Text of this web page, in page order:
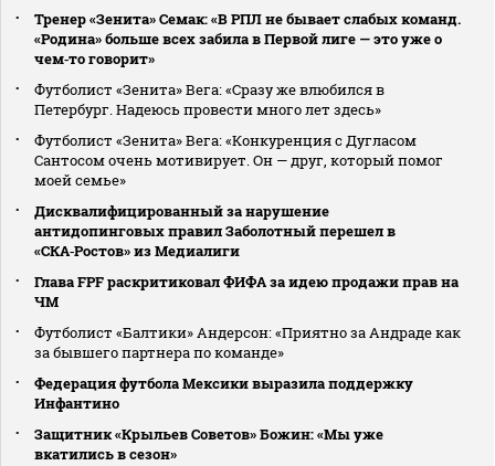
Тренер «Зенита» Семак: «В РПЛ не бывает слабых команд.
«Родина» больше всех забила в Первой лиге — это уже о
чем‑то говорит»
Футболист «Зенита» Вега: «Сразу же влюбился в
Петербург. Надеюсь провести много лет здесь»
Футболист «Зенита» Вега: «Конкуренция с Дугласом
Сантосом очень мотивирует. Он — друг, который помог
моей семье»
Дисквалифицированный за нарушение
антидопинговых правил Заболотный перешел в
«СКА‑Ростов» из Медиалиги
Глава FPF раскритиковал ФИФА за идею продажи прав на
ЧМ
Футболист «Балтики» Андерсон: «Приятно за Андраде как
за бывшего партнера по команде»
Федерация футбола Мексики выразила поддержку
Инфантино
Защитник «Крыльев Советов» Божин: «Мы уже
вкатились в сезон»